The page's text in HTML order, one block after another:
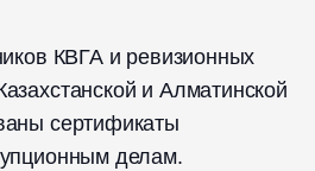
КВГА и ревизионных
и Алматинской
сертификаты
делам.